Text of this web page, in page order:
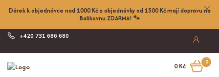
Dárek k objednávce nad 1000 Kč a objednávky od 1500 Kč mají dopravu na
Balíkovnu ZDARMA! 🐾
+420 731 686 680
0
0 Kč